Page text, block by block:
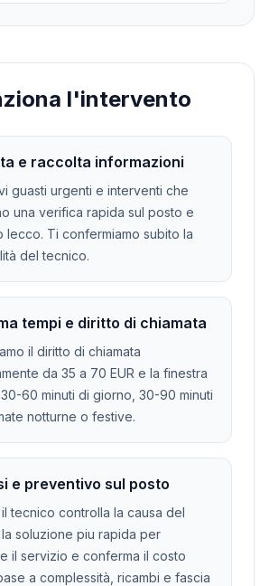
l'intervento
e raccolta informazioni
guasti urgenti e interventi che
una verifica rapida sul posto e
lecco. Ti confermiamo subito la
del tecnico.
tempi e diritto di chiamata
il diritto di chiamata
da 35 a 70 EUR e la finestra
60 minuti di giorno, 30-90 minuti
notturne o festive.
e preventivo sul posto
tecnico controlla la causa del
soluzione piu rapida per
il servizio e conferma il costo
a complessità, ricambi e fascia